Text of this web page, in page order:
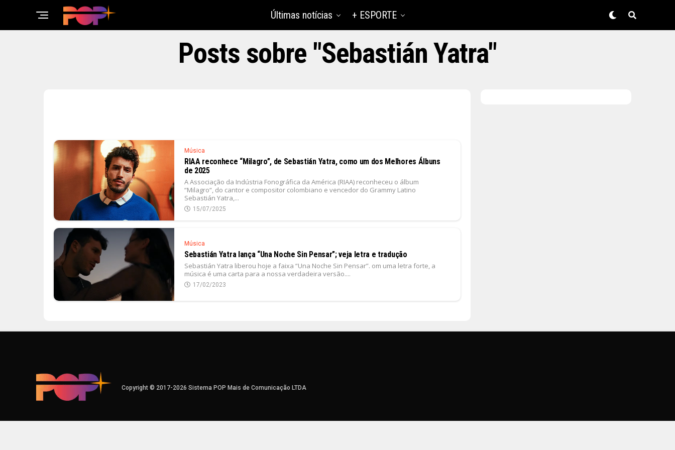
Últimas notícias + ESPORTE
Posts sobre "Sebastián Yatra"
Música
RIAA reconhece “Milagro”, de Sebastián Yatra, como um dos Melhores Álbuns
de 2025
A Associação da Indústria Fonográfica da América (RIAA) reconheceu o álbum
“Milagro“, do cantor e compositor colombiano e vencedor do Grammy Latino
Sebastián Yatra,...
15/07/2025
Música
Sebastián Yatra lança “Una Noche Sin Pensar”; veja letra e tradução
Sebastián Yatra liberou hoje a faixa “Una Noche Sin Pensar”. om uma letra forte, a
música é uma carta para a nossa verdadeira versão....
17/02/2023
Copyright © 2017-2026 Sistema POP Mais de Comunicação LTDA